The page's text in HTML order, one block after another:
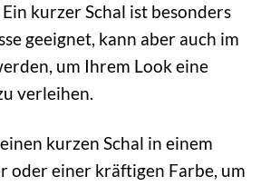
kurzer Schal ist besonders
geeignet, kann aber auch im
um Ihrem Look eine
verleihen.
kurzen Schal in einem
oder einer kräftigen Farbe, um